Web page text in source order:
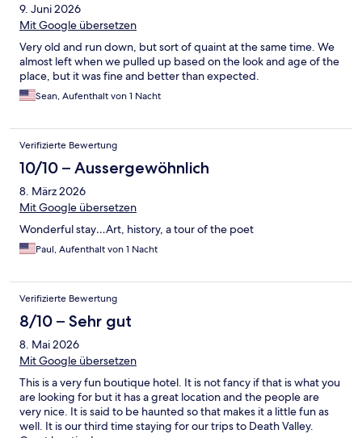
9. Juni 2026
Mit Google übersetzen
Very old and run down, but sort of quaint at the same time. We
almost left when we pulled up based on the look and age of the
place, but it was fine and better than expected.
Sean, Aufenthalt von 1 Nacht
Verifizierte Bewertung
10/10 – Aussergewöhnlich
8. März 2026
Mit Google übersetzen
Wonderful stay…Art, history, a tour of the poet
Paul, Aufenthalt von 1 Nacht
Verifizierte Bewertung
8/10 – Sehr gut
8. Mai 2026
Mit Google übersetzen
This is a very fun boutique hotel. It is not fancy if that is what you
are looking for but it has a great location and the people are
very nice. It is said to be haunted so that makes it a little fun as
well. It is our third time staying for our trips to Death Valley.